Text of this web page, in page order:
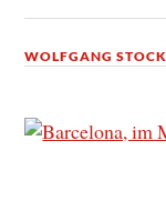
WOLFGANG STOCK